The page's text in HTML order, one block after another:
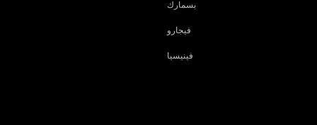
بسمارك
فيجارو
فينيسيا